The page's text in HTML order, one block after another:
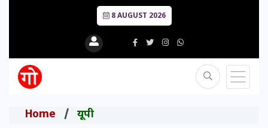
8 AUGUST 2026
Home यूपी